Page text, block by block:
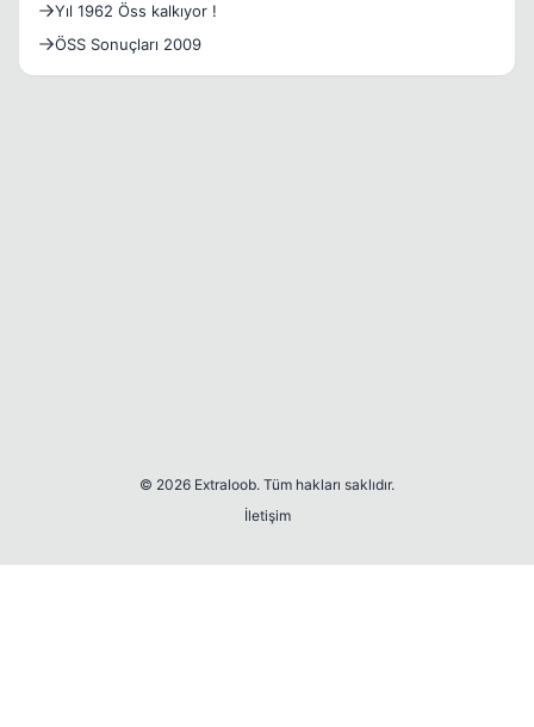
Yıl 1962 Öss kalkıyor !
ÖSS Sonuçları 2009
© 2026 Extraloob. Tüm hakları saklıdır.
İletişim